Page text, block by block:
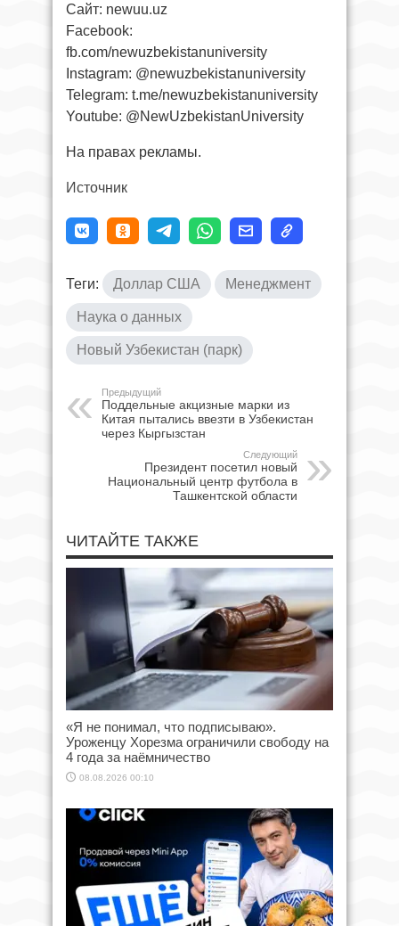
Сайт: newuu.uz
Facebook:
fb.com/newuzbekistanuniversity
Instagram: @newuzbekistanuniversity
Telegram: t.me/newuzbekistanuniversity
Youtube: @NewUzbekistanUniversity
На правах рекламы.
Источник
Теги: Доллар США Менеджмент
Наука о данных
Новый Узбекистан (парк)
Предыдущий
Поддельные акцизные марки из
Китая пытались ввезти в Узбекистан
через Кыргызстан
Следующий
Президент посетил новый
Национальный центр футбола в
Ташкентской области
ЧИТАЙТЕ ТАКЖЕ
«Я не понимал, что подписываю».
Уроженцу Хорезма ограничили свободу на
4 года за наёмничество
08.08.2026 00:10